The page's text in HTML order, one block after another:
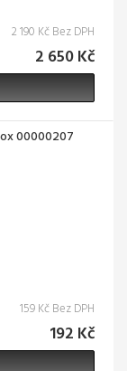
2 190 Kč Bez DPH
2 650 Kč
00000207
159 Kč Bez DPH
192 Kč